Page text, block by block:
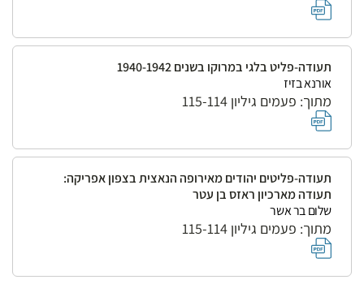
תעודה-פליט בלגי במרוקו בשנים 1940-1942
אורנא בזיז
מתוך: פעמים גיליון 115-114
תעודה-פליטים יהודים מאירופה הנאצית בצפון אפריקה:
תעודה מארכיון ראזס בן עטר
שלום בר אשר
מתוך: פעמים גיליון 115-114